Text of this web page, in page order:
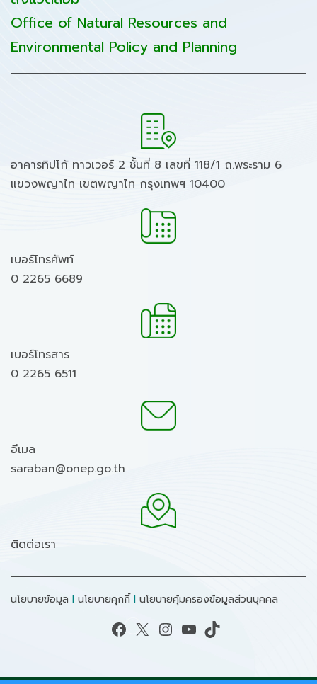
Office of Natural Resources and
Environmental Policy and Planning
อาคารทิปโก้ ทาวเวอร์ 2 ชั้นที่ 8 เลขที่ 118/1 ถ.พระราม 6
แขวงพญาไท เขตพญาไท กรุงเทพฯ 10400
เบอร์โทรศัพท์
0 2265 6689
เบอร์โทรสาร
0 2265 6511
อีเมล
saraban@onep.go.th
ติดต่อเรา
นโยบายข้อมูล I นโยบายคุกกี้ I นโยบายคุ้มครองข้อมูลส่วนบุคคล
Facebook X Instagram YouTube TikTok